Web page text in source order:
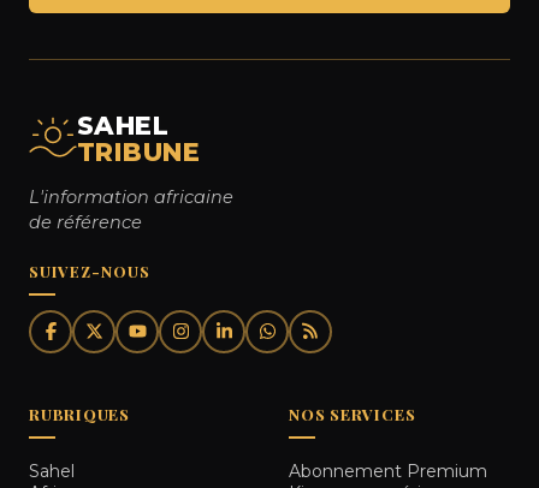
SAHEL
TRIBUNE
L'information africaine
de référence
SUIVEZ-NOUS
RUBRIQUES
Sahel
NOS SERVICES
Abonnement Premium